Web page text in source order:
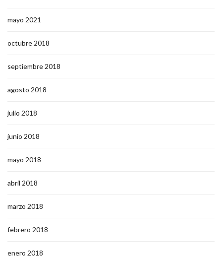
mayo 2021
octubre 2018
septiembre 2018
agosto 2018
julio 2018
junio 2018
mayo 2018
abril 2018
marzo 2018
febrero 2018
enero 2018